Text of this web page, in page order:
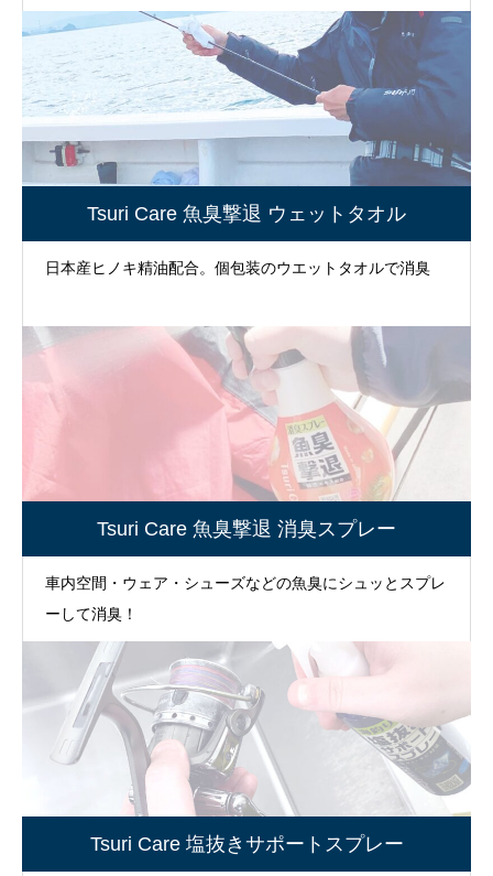
Tsuri Care 魚臭撃退 ウェットタオル
日本産ヒノキ精油配合。個包装のウエットタオルで消臭
Tsuri Care 魚臭撃退 消臭スプレー
車内空間・ウェア・シューズなどの魚臭にシュッとスプレ
ーして消臭！
Tsuri Care 塩抜きサポートスプレー